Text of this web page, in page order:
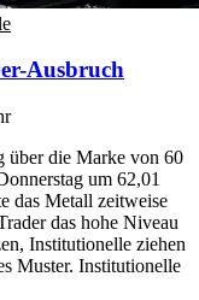
Ausbruch
über die Marke von 60
um 62,01
das Metall zeitweise
das hohe Niveau
Institutionelle ziehen
Muster. Institutionelle